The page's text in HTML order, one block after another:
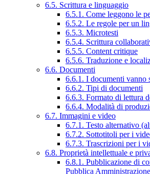
6.5. Scrittura e linguaggio
6.5.1. Come leggono le
6.5.2. Le regole per un
6.5.3. Microtesti
6.5.4. Scrittura
6.5.5. Content critique
6.5.6. Traduzione e
6.6. Documenti
6.6.1. I documenti vanno
6.6.2. Tipi di documenti
6.6.3. Formato di lettura
6.6.4. Modalità di
6.7. Immagini e video
6.7.1. Testo alternativo
6.7.2. Sottotitoli per i
6.7.3. Trascrizioni per i
6.8. Proprietà intellettuale e
6.8.1. Pubblicazione di
Pubblica Amministrazione